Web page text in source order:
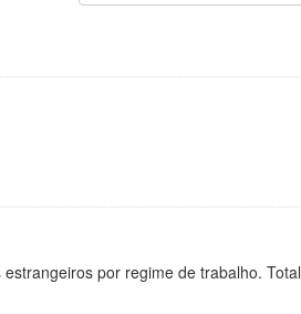
por regime de trabalho. Total